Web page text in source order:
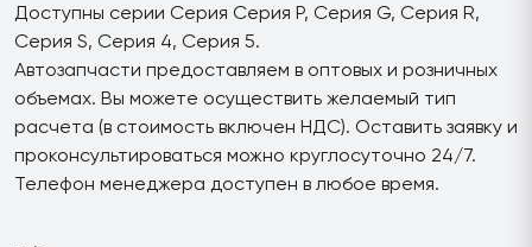
Доступны серии Серия Серия P, Серия G, Серия R,
Серия S, Серия 4, Серия 5.
Автозапчасти предоставляем в оптовых и розничных
объемах. Вы можете осуществить желаемый тип
расчета (в стоимость включен НДС). Оставить заявку и
проконсультироваться можно круглосуточно 24/7.
Телефон менеджера доступен в любое время.